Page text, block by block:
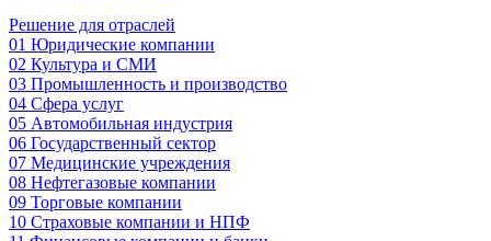
Решение для отраслей
01 Юридические компании
02 Культура и СМИ
03 Промышленность и производство
04 Сфера услуг
05 Автомобильная индустрия
06 Государственный сектор
07 Медицинские учреждения
08 Нефтегазовые компании
09 Торговые компании
10 Страховые компании и НПФ